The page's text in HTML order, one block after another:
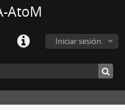
AtoM
Iniciar sesión